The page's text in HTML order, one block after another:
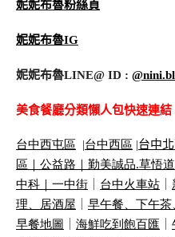
妮妮布魯粉絲頁
妮妮布魯IG
妮妮布魯LINE@ ID :
美食餐廳分類懶人包快速連
台中西屯區 |台中西區 |台中
區｜ 公益路｜ 勤美誠品.草悟道
中科｜ 一中街 台中火車站
理、居酒屋
早午餐、下午
早餐地圖
海鮮吃到飽百匯